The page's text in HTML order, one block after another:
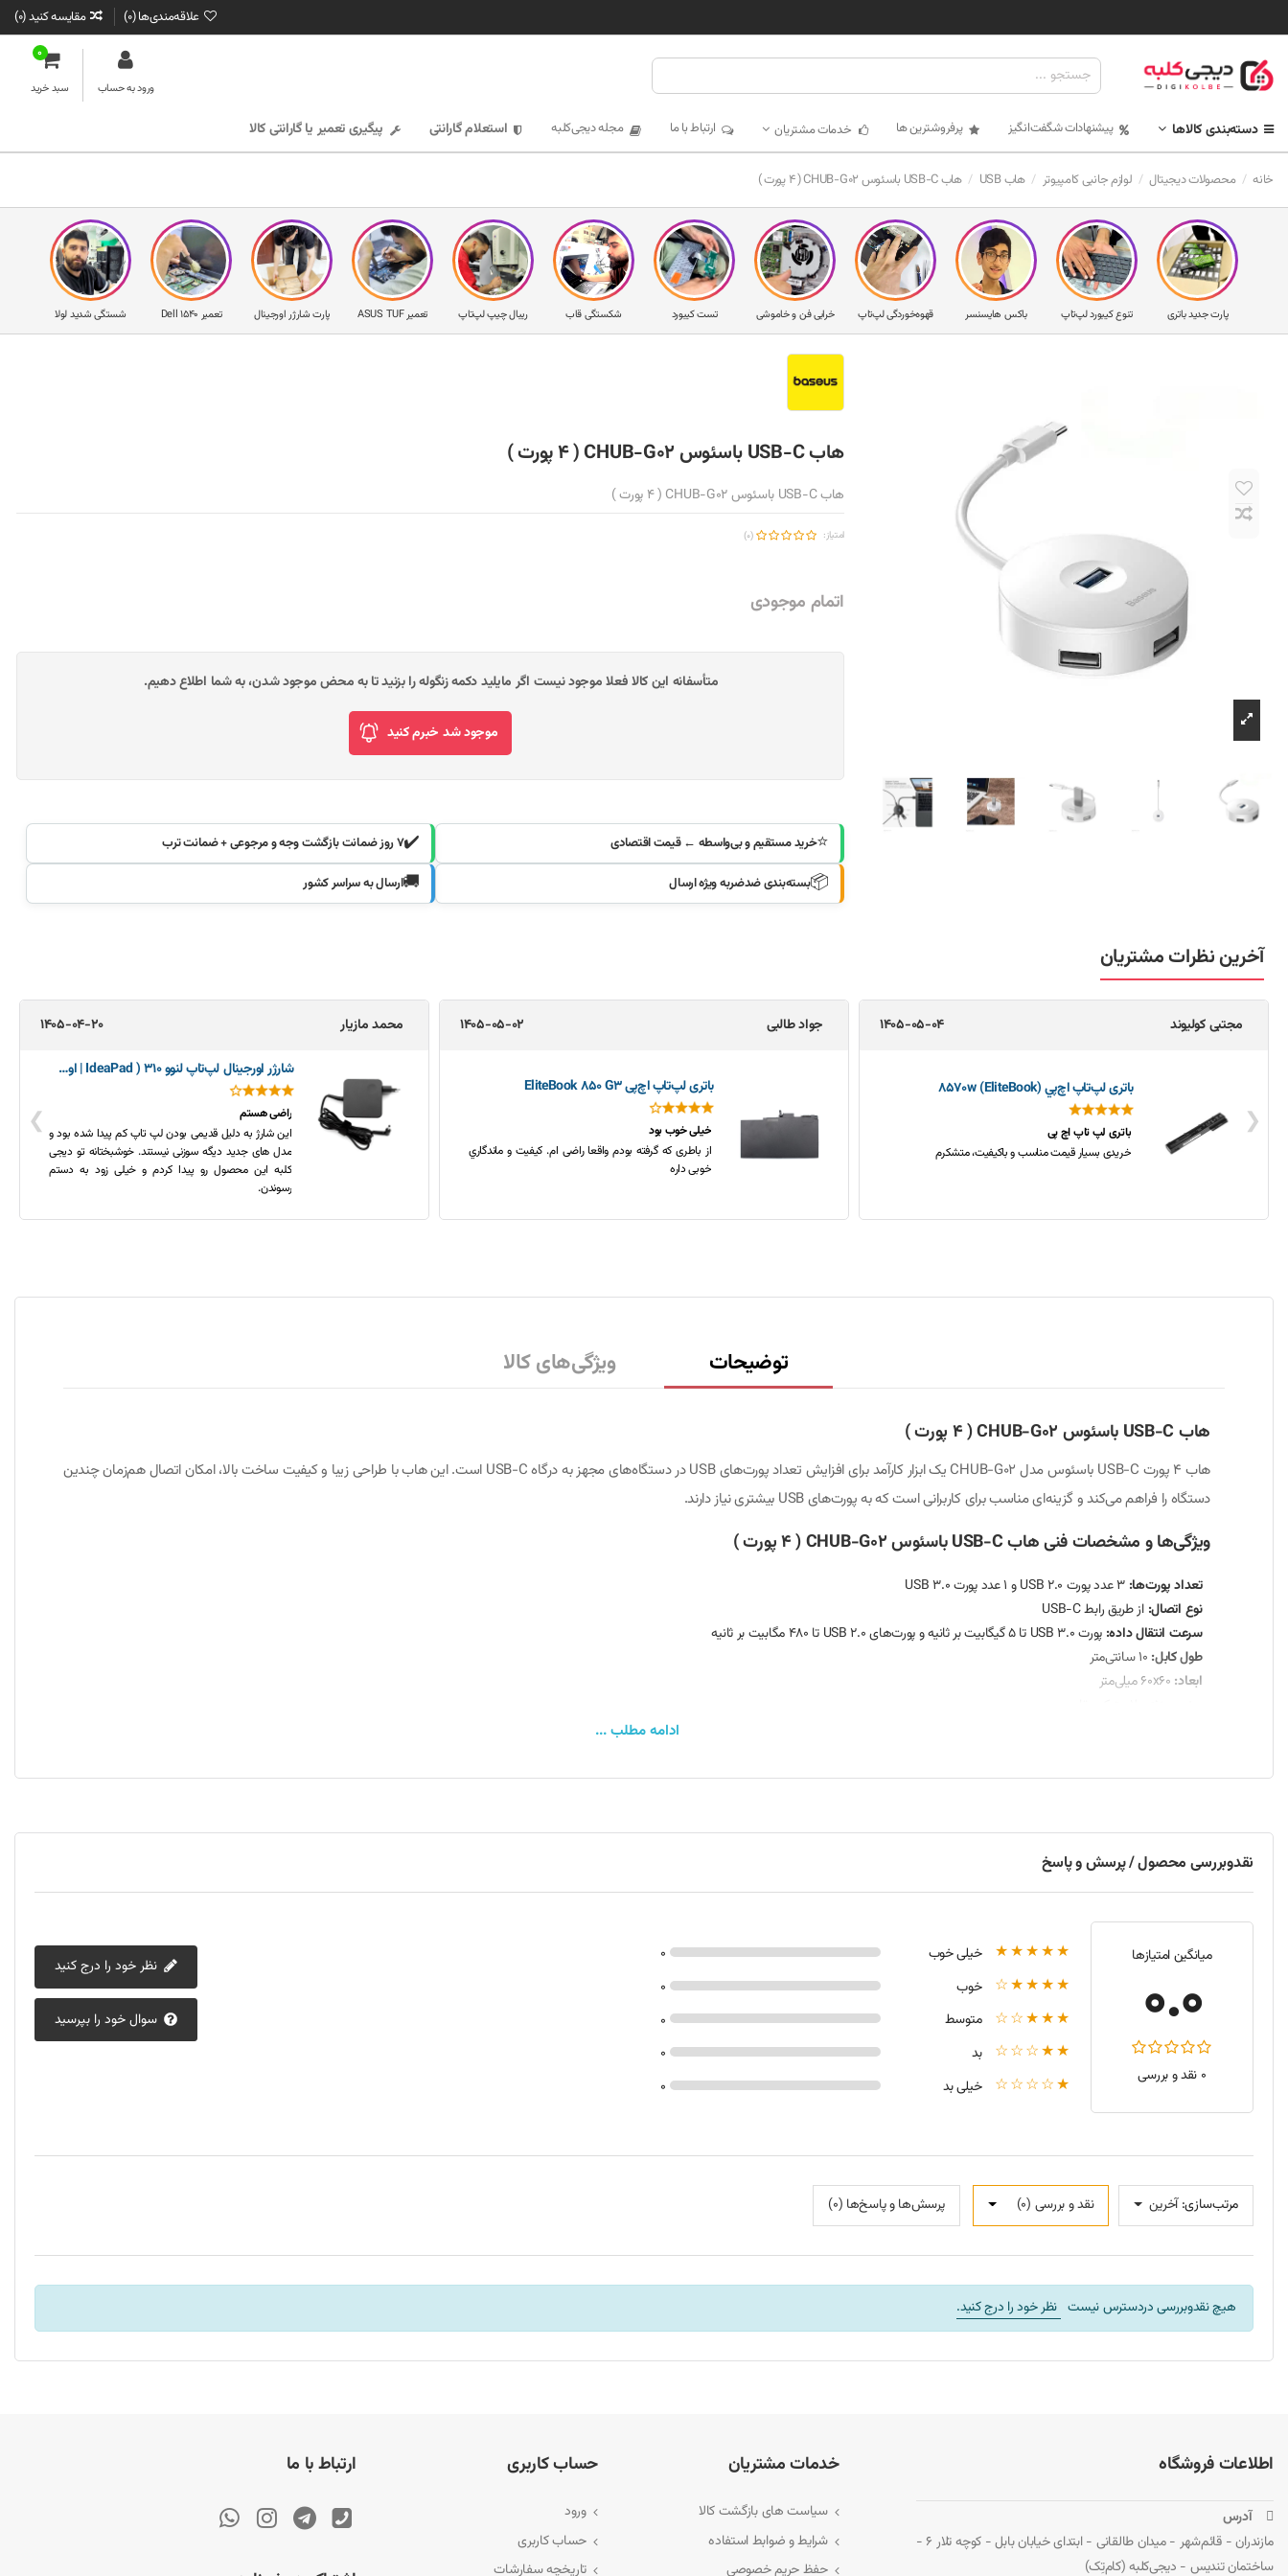
علاقه‌مندی‌ها (0
) مقایسه کنید (0
)
ورود به حساب
0
سبد خرید
دسته‌بندی کالاها پیشنهادات شگفت‌انگیز پرفروشترین ها خدمات مشتریان ارتباط با ما مجله دیجی‌کلبه استعلام گارانتی پیگیری تعمیر یا گارانتی کالا
خانه محصولات دیجیتال لوازم جانبی کامپیوتر هاب USB هاب USB-C باسئوس CHUB-G02 ( 4 پورت )
شستگی شدید لولا تعمیر Dell 1540 پارت شارژر اورجینال تعمیر ASUS TUF ریبال چیپ لپ‌تاپ شکستگی قاب تست کیبورد خرابی فن و خاموشی قهوه‌خوردگی لپ‌تاپ باکس هایسنسر تنوع کیبورد لپ‌تاپ پارت جدید باتری
هاب USB-C باسئوس CHUB-G02 ( 4 پورت )
هاب USB-C باسئوس CHUB-G02 ( 4 پورت )
امتیاز: (0)
اتمام موجودی
متأسفانه این کالا فعلا موجود نیست اگر مایلید دکمه زنگوله را بزنید تا به محض موجود شدن، به شما اطلاع دهیم.
موجود شد خبرم کنید
⭐خرید مستقیم و بی‌واسطه ← قیمت اقتصادی ✔️۷ روز ضمانت بازگشت وجه و مرجوعی + ضمانت ترب
📦بسته‌بندی ضدضربه ویژه ارسال 🚚ارسال به سراسر کشور
آخرین نظرات مشتریان
❮
❯
مجتبی کولیوند 1405-05-04
باتری لپ‌تاپ اچ‌پي 8570w (EliteBook)
باتری لپ تاپ اچ پی
خریدی بسیار قیمت مناسب و باکیفیت، متشکرم
جواد طالبی 1405-05-02
باتری لپ‌تاپ اچ‌پی EliteBook 850 G3
خیلی خوب بود
از باطری که گرفته بودم واقعا راضی ام. کیفیت و ماندگاري
خوبی داره
محمد مازیار 1405-04-20
شارژر اورجینال لپ‌تاپ لنوو 310 ( IdeaPad | اورجینال)
راضی هستم
این شارژ به دلیل قدیمی بودن لپ تاپ کم پیدا شده بود و
مدل های جدید دیگه سوزنی نیستند. خوشبختانه تو دیجی
کلبه این محصول رو پیدا کردم و خیلی زود به دستم
رسوندن.
توضیحات ویژگی‌های کالا
هاب USB-C باسئوس CHUB-G02 ( 4 پورت )
هاب 4 پورت USB-C باسئوس مدل CHUB-G02 یک ابزار کارآمد برای افزایش تعداد پورت‌های USB در دستگاه‌های مجهز به درگاه USB-C است. این هاب با طراحی زیبا و کیفیت ساخت بالا، امکان اتصال هم‌زمان چندین
دستگاه را فراهم می‌کند و گزینه‌ای مناسب برای کاربرانی است که به پورت‌های USB بیشتری نیاز دارند.
ویژگی‌ها و مشخصات فنی هاب USB-C باسئوس CHUB-G02 ( 4 پورت )
تعداد پورت‌ها: 3 عدد پورت USB 2.0 و 1 عدد پورت USB 3.0
نوع اتصال: از طریق رابط USB-C
سرعت انتقال داده: پورت USB 3.0 تا 5 گیگابیت بر ثانیه و پورت‌های USB 2.0 تا 480 مگابیت بر ثانیه
طول کابل:
ابعاد:
این هاب به‌صورت Plug and Play عمل می‌کند و نیازی به نصب درایور ندارد.
برای حفظ عملکرد بهینه و افزایش عمر مفید هاب، نکات زیر را رعایت کنید:
از قرار دادن هاب در معرض حرارت یا رطوبت زیاد خودداری کنید.
از کشیدن یا خم کردن شدید کابل‌ها پرهیز نمایید.
در صورت عدم استفاده طولانی‌مدت، هاب را در مکانی خشک و خنک نگهداری کنید.
نصب و راه‌اندازی
هاب را از بسته‌بندی خارج کنید.
کانکتور USB-C هاب را به درگاه USB-C دستگاه خود متصل نمایید.
دستگاه‌ها به‌صورت خودکار شناسایی شده و آماده استفاده خواهند بود.
نتیجه‌گیری
ادامه مطلب ...
نقدوبررسی محصول / پرسش و پاسخ
میانگین امتیازها
0.0
0 نقد و بررسی
★★★★★ خیلی خوب 0
★★★★☆ خوب 0
★★★☆☆ متوسط 0
★★☆☆☆ بد 0
★☆☆☆☆ خیلی بد 0
نظر خود را درج کنید
سوال خود را بپرسید
نقد و بررسی‌‌ (0) پرسش‌ها و پاسخ‌ها (0) مرتب‌سازی: آخرین
هیچ نقدوبررسی دردسترس نیست نظر خود را درج کنید.
اطلاعات فروشگاه
 آدرس
مازندران - قائم‌شهر - میدان طالقانی - ابتدای خیابان بابل - کوچه تلار 6 -
ساختمان تندیس - دیجی‌کلبه (کام‌تِک)
خدمات مشتریان
سیاست های بازگشت کالا
شرایط و ضوابط استفاده
حفظ حریم خصوصی
حساب کاربری
ورود
حساب کاربری
تاریخچه سفارشات
ارتباط با ما